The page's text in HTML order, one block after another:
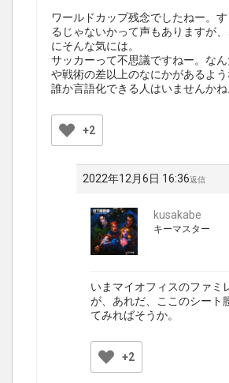
ワールドカップ残念でしたねー。
るじゃないかって声もありますが
にそんな気には。
サッカーって不思議ですねー。な
や戦術の差以上のなにかがあるよう
誰か言語化できる人はいませんかね
+2
2022年12月6日 16:36返信
kusakabe
キーマスター
いまマイオフィスのファミ
が、あれだ、ここのシート
てみればそうか。
+2